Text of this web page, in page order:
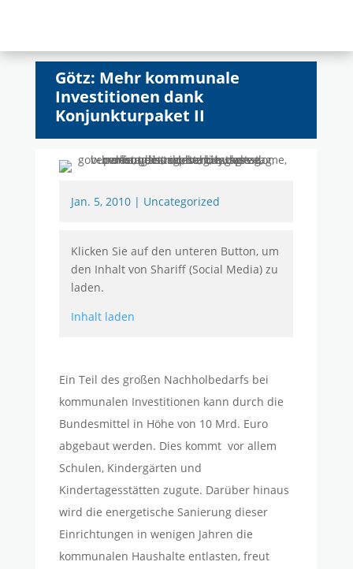
Götz: Mehr kommunale
Investitionen dank
Konjunkturpaket II
Jan. 5, 2010| Uncategorized
Klicken Sie auf den unteren Button, um
den Inhalt von Shariff (Social Media) zu
laden.
Inhalt laden
Ein Teil des großen Nachholbedarfs bei
kommunalen Investitionen kann durch die
Bundesmittel in Höhe von 10 Mrd. Euro
abgebaut werden. Dies kommt vor allem
Schulen, Kindergärten und
Kindertagesstätten zugute. Darüber hinaus
wird die energetische Sanierung dieser
Einrichtungen in wenigen Jahren die
kommunalen Haushalte entlasten, freut